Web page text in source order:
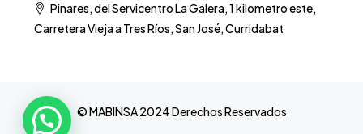
Pinares, del Servicentro La Galera, 1 kilometro este,
Carretera Vieja a Tres Ríos, San José, Curridabat
© MABINSA 2024 Derechos Reservados